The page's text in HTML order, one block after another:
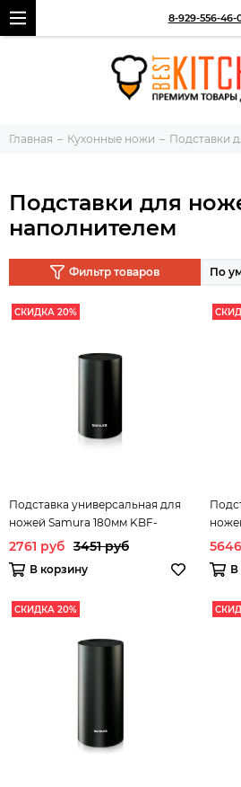
8-929-556-46-
Главная Кухонные ножи Подставки
Подставки для
наполнителем
Фильтр товаров
СКИДКА 20%
Подставка универсальная для
ножей Samura 180мм KBF-
102/Y*4
2761 руб 3451 руб
В корзину В
СКИДКА 20%